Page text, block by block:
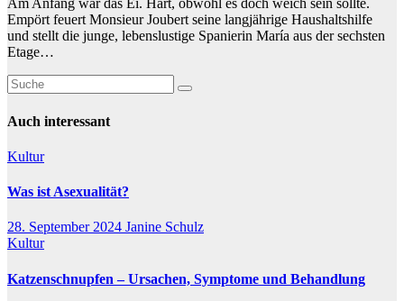
Am Anfang war das Ei. Hart, obwohl es doch weich sein sollte.
Empört feuert Monsieur Joubert seine langjährige Haushaltshilfe
und stellt die junge, lebenslustige Spanierin María aus der sechsten
Etage…
Auch interessant
Kultur
Was ist Asexualität?
28. September 2024 Janine Schulz
Kultur
Katzenschnupfen – Ursachen, Symptome und Behandlung